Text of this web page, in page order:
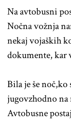
Na avtobusni
Nočna vožnja
nekaj vojaških
dokumente, kar
Bila je še
jugovzhodno
Avtobusne